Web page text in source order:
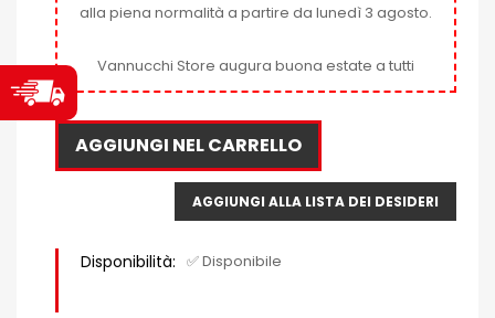
alla piena normalità a partire da lunedì 3 agosto.
Vannucchi Store augura buona estate a tutti
AGGIUNGI NEL CARRELLO
AGGIUNGI ALLA LISTA DEI DESIDERI
Disponibilità: ✅ Disponibile